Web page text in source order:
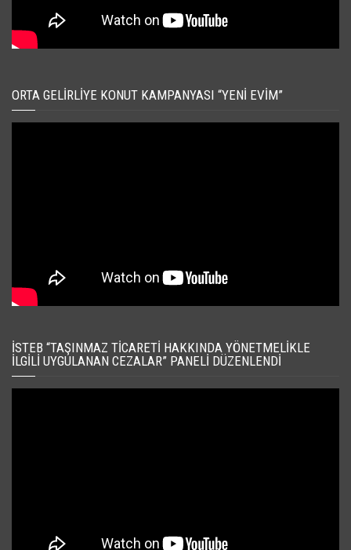
ORTA GELIRLIYE KONUT KAMPANYASI “YENI EVIM”
İSTEB “TAŞINMAZ TICARETI HAKKINDA YÖNETMELIKLE
İLGILI UYGULANAN CEZALAR” PANELI DÜZENLENDI